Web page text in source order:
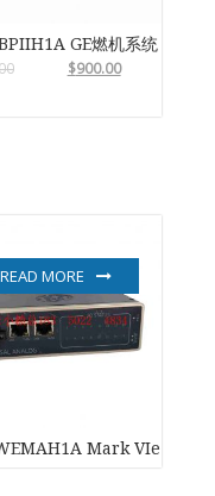
GE燃机系统
$900.00
Mark VIe 风力
READ MORE